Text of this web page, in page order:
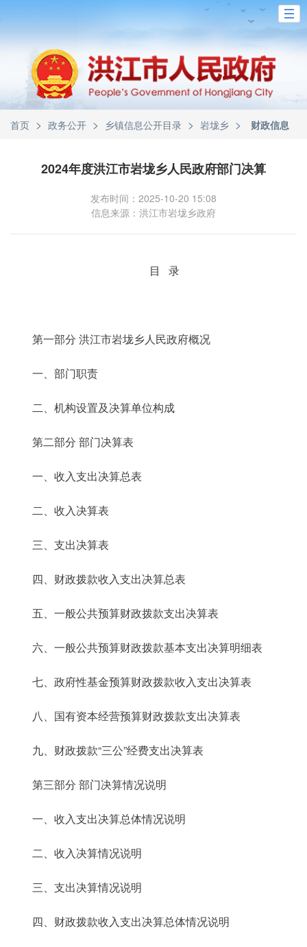
首页 > 政务公开 > 乡镇信息公开目录 > 岩垅乡 > 财政信息
2024年度洪江市岩垅乡人民政府部门决算
发布时间：2025-10-20 15:08
信息来源：洪江市岩垅乡政府
目 录
第一部分 洪江市岩垅乡人民政府概况
一、部门职责
二、机构设置及决算单位构成
第二部分 部门决算表
一、收入支出决算总表
二、收入决算表
三、支出决算表
四、财政拨款收入支出决算总表
五、一般公共预算财政拨款支出决算表
六、一般公共预算财政拨款基本支出决算明细表
七、政府性基金预算财政拨款收入支出决算表
八、国有资本经营预算财政拨款支出决算表
九、财政拨款“三公”经费支出决算表
第三部分 部门决算情况说明
一、收入支出决算总体情况说明
二、收入决算情况说明
三、支出决算情况说明
四、财政拨款收入支出决算总体情况说明